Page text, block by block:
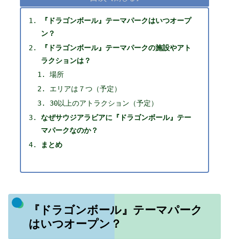
『ドラゴンボール』テーマパークはいつオープ
ン？
『ドラゴンボール』テーマパークの施設やアト
ラクションは？
場所
エリアは７つ（予定）
30以上のアトラクション（予定）
なぜサウジアラビアに『ドラゴンボール』テー
マパークなのか？
まとめ
『ドラゴンボール』テーマパーク
はいつオープン？